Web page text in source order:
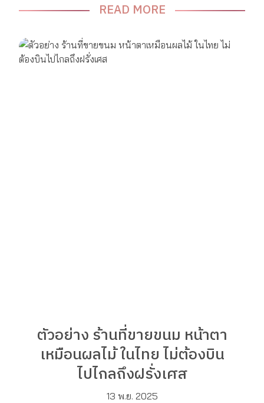
READ MORE
ตัวอย่าง ร้านที่ขายขนม หน้าตา
เหมือนผลไม้ ในไทย ไม่ต้องบิน
ไปไกลถึงฝรั่งเศส
13 พ.ย. 2025